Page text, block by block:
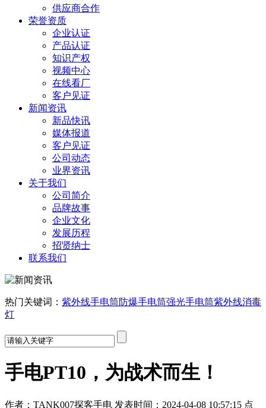
供应商合作
荣誉资质
企业认证
产品认证
知识产权
视频中心
在线看厂
客户见证
新闻资讯
新品快讯
媒体报道
客户见证
公司动态
业界资讯
关于我们
公司简介
品牌故事
企业文化
发展历程
招贤纳士
联系我们
热门关键词： 紫外线手电筒防爆手电筒强光手电筒紫外线消毒
灯
手电PT10，为战术而生！
作者：TANK007探客手电 发表时间：2024-04-08 10:57:15 点